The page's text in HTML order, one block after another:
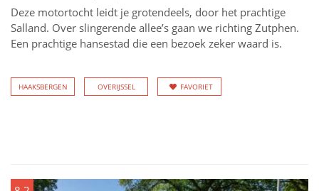
Deze motortocht leidt je grotendeels, door het prachtige
Salland. Over slingerende allee’s gaan we richting Zutphen.
Een prachtige hansestad die een bezoek zeker waard is.
HAAKSBERGEN OVERIJSSEL FAVORIET